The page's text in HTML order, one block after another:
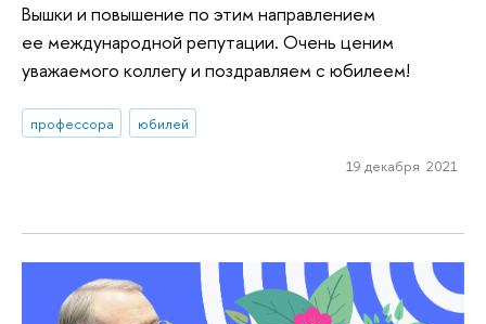
Вышки и повышение по этим направлением
ее международной репутации. Очень ценим
уважаемого коллегу и поздравляем с юбилеем!
профессора юбилей
19 декабря 2021